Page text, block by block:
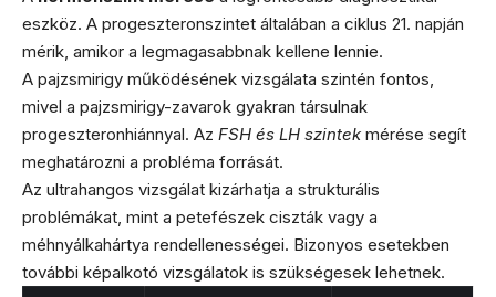
eszköz. A progeszteronszintet általában a ciklus 21. napján
mérik, amikor a legmagasabbnak kellene lennie.
A pajzsmirigy működésének vizsgálata szintén fontos,
mivel a pajzsmirigy-zavarok gyakran társulnak
progeszteronhiánnyal. Az FSH és LH szintek mérése segít
meghatározni a probléma forrását.
Az ultrahangos vizsgálat kizárhatja a strukturális
problémákat, mint a petefészek ciszták vagy a
méhnyálkahártya rendellenességei. Bizonyos esetekben
további képalkotó vizsgálatok is szükségesek lehetnek.